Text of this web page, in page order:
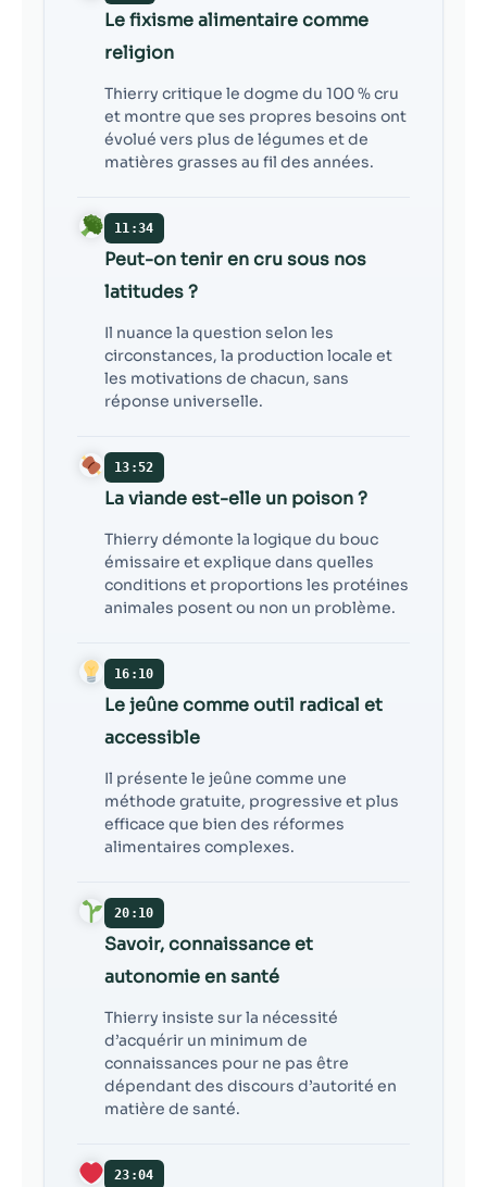
Le fixisme alimentaire comme
religion
Thierry critique le dogme du 100 % cru
et montre que ses propres besoins ont
évolué vers plus de légumes et de
matières grasses au fil des années.
11:34
Peut-on tenir en cru sous nos
latitudes ?
Il nuance la question selon les
circonstances, la production locale et
les motivations de chacun, sans
réponse universelle.
13:52
La viande est-elle un poison ?
Thierry démonte la logique du bouc
émissaire et explique dans quelles
conditions et proportions les protéines
animales posent ou non un problème.
16:10
Le jeûne comme outil radical et
accessible
Il présente le jeûne comme une
méthode gratuite, progressive et plus
efficace que bien des réformes
alimentaires complexes.
20:10
Savoir, connaissance et
autonomie en santé
Thierry insiste sur la nécessité
d’acquérir un minimum de
connaissances pour ne pas être
dépendant des discours d’autorité en
matière de santé.
23:04